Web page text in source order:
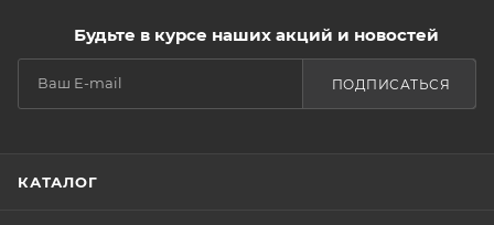
Будьте в курсе наших акций и новостей
ПОДПИСАТЬСЯ
КАТАЛОГ